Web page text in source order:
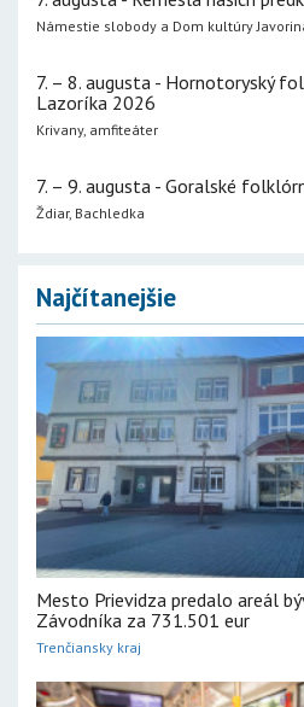
Námestie slobody a Dom kultúry
7. – 8. augusta - Hornotoryský
Lazoríka 2026
Krivany, amfiteáter
7. – 9. augusta - Goralské
Ždiar, Bachledka
Najčítanejšie
Mesto Prievidza predalo areál
Závodníka za 731.501 eur
Trenčiansky kraj